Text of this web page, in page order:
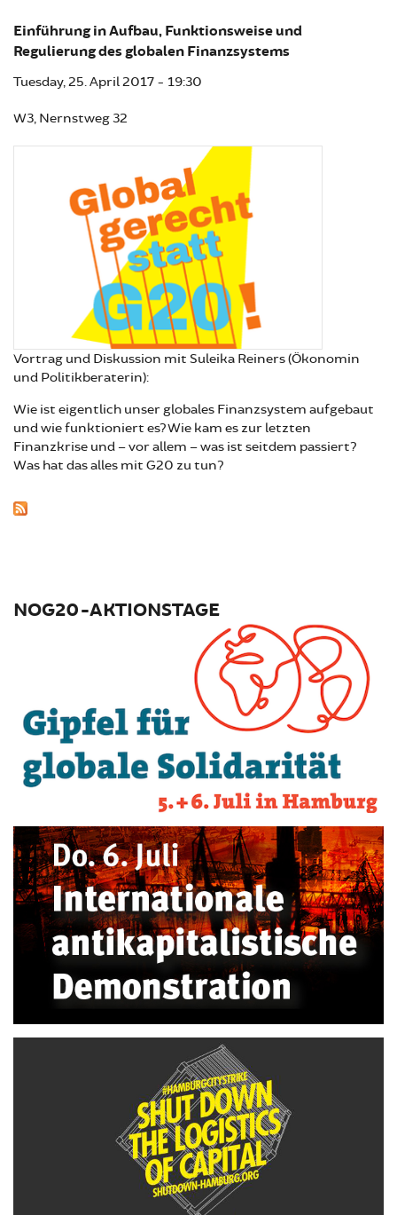
Einführung in Aufbau, Funktionsweise und
Regulierung des globalen Finanzsystems
Tuesday, 25. April 2017 - 19:30
W3, Nernstweg 32
Vortrag und Diskussion mit Suleika Reiners (Ökonomin
und Politikberaterin):
Wie ist eigentlich unser globales Finanzsystem aufgebaut
und wie funktioniert es? Wie kam es zur letzten
Finanzkrise und – vor allem – was ist seitdem passiert?
Was hat das alles mit G20 zu tun?
NOG20-AKTIONSTAGE